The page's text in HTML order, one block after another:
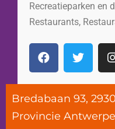
Recreatieparken en
Restaurants,
Bredabaan 93,
Provincie